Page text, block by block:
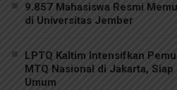
9.857 Mahasiswa Resmi
di Universitas Jember
LPTQ Kaltim Intensifkan
MTQ Nasional di Jakarta,
Umum